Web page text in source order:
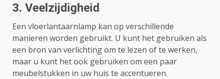
3. Veelzijdigheid
Een vloerlantaarnlamp kan op verschillende
manieren worden gebruikt. U kunt het gebruiken als
een bron van verlichting om te lezen of te werken,
maar u kunt het ook gebruiken om een paar
meubelstukken in uw huis te accentueren.